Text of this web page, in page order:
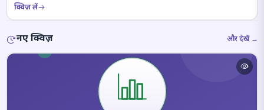
क्विज़ लें
नए क्विज़ और देखें →